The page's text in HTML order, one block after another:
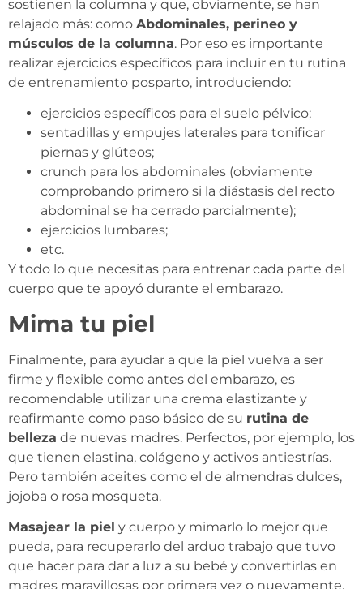
sostienen la columna y que, obviamente, se han
relajado más: como Abdominales, perineo y
músculos de la columna. Por eso es importante
realizar ejercicios específicos para incluir en tu rutina
de entrenamiento posparto, introduciendo:
ejercicios específicos para el suelo pélvico;
sentadillas y empujes laterales para tonificar
piernas y glúteos;
crunch para los abdominales (obviamente
comprobando primero si la diástasis del recto
abdominal se ha cerrado parcialmente);
ejercicios lumbares;
etc.
Y todo lo que necesitas para entrenar cada parte del
cuerpo que te apoyó durante el embarazo.
Mima tu piel
Finalmente, para ayudar a que la piel vuelva a ser
firme y flexible como antes del embarazo, es
recomendable utilizar una crema elastizante y
reafirmante como paso básico de su rutina de
belleza de nuevas madres. Perfectos, por ejemplo, los
que tienen elastina, colágeno y activos antiestrías.
Pero también aceites como el de almendras dulces,
jojoba o rosa mosqueta.
Masajear la piel y cuerpo y mimarlo lo mejor que
pueda, para recuperarlo del arduo trabajo que tuvo
que hacer para dar a luz a su bebé y convertirlas en
madres maravillosas por primera vez o nuevamente.